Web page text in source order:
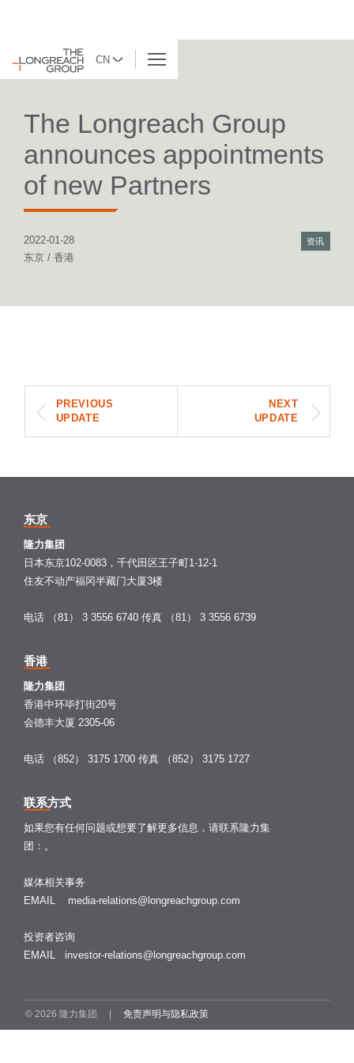
CN
返回列表
The Longreach Group
announces appointments
of new Partners
2022-01-28
东京 / 香港
资讯
PREVIOUS
UPDATE
NEXT
UPDATE
东京
隆力集团
日本东京102-0083，千代田区王子町1-12-1
住友不动产福冈半藏门大厦3楼
电话 （81） 3 3556 6740 传真 （81） 3 3556 6739
香港
隆力集团
香港中环毕打街20号
会德丰大厦 2305-06
电话 （852） 3175 1700 传真 （852） 3175 1727
联系方式
如果您有任何问题或想要了解更多信息，请联系隆力集
团：。
媒体相关事务
EMAIL media-relations@longreachgroup.com
投资者咨询
EMAIL investor-relations@longreachgroup.com
© 2026 隆力集团 | 免责声明与隐私政策